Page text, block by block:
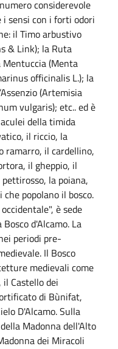
considerevole
i sensi con i forti odori
il Timo arbustivo
& Link); la Ruta
Mentuccia (Menta
officinalis L.); la
(Artemisia
vulgaris); etc.. ed è
della timida
il riccio, la
ramarro, il cardellino,
il gheppio, il
la poiana,
popolano il bosco.
è sede
d'Alcamo. La
periodi pre-
Il Bosco
medievali come
Castello dei
di Bùnifat,
D'Alcamo. Sulla
Madonna dell'Alto
dei Miracoli